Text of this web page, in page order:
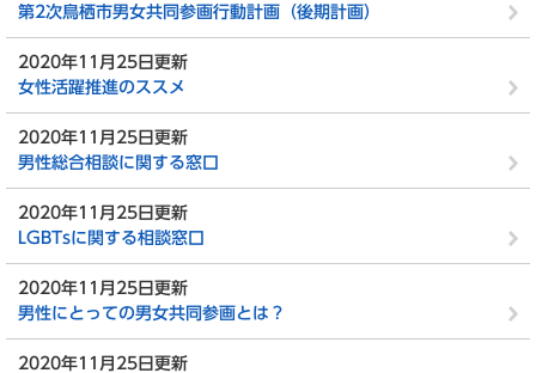
第2次鳥栖市男女共同参画行動計画（後期計画）
2020年11月25日更新
女性活躍推進のススメ
2020年11月25日更新
男性総合相談に関する窓口
2020年11月25日更新
LGBTsに関する相談窓口
2020年11月25日更新
男性にとっての男女共同参画とは？
2020年11月25日更新